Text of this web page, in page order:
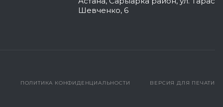
Шевченко, 6​
ВЕРСИЯ ДЛЯ ПЕЧАТИ
ПОЛИТИКА КОНФИДЕНЦИАЛЬНОСТИ